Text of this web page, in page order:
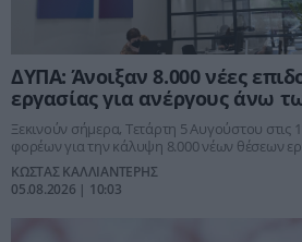
ΔΥΠΑ: Άνοιξαν 8.000 νέες
εργασίας για ανέργους άνω
Ξεκινούν σήμερα, Τετάρτη 5 Αυγούστου στις
φορέων για την κάλυψη 8.000 νέων θέσεων
ΚΩΣΤΑΣ ΚΑΛΛΙΑΝΤΕΡΗΣ
05.08.2026 | 10:03